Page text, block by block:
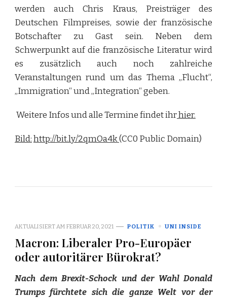
werden auch Chris Kraus, Preisträger des
Deutschen Filmpreises, sowie der französische
Botschafter zu Gast sein. Neben dem
Schwerpunkt auf die französische Literatur wird
es zusätzlich auch noch zahlreiche
Veranstaltungen rund um das Thema „Flucht“,
„Immigration“ und „Integration“ geben.
Weitere Infos und alle Termine findet ihrhier.
Bild:http://bit.ly/2qmOa4k(CC0 Public Domain)
AKTUALISIERT AM FEBRUAR 20, 2021 POLITIK UNI INSIDE
Macron: Liberaler Pro-Europäer
oder autoritärer Bürokrat?
Nach dem Brexit-Schock und der Wahl Donald
Trumps fürchtete sich die ganze Welt vor der